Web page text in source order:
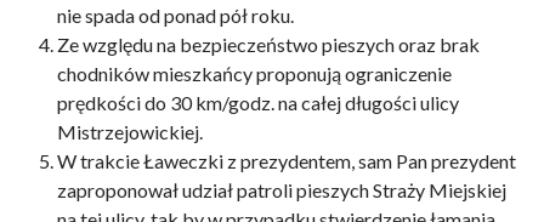
nie spada od ponad pół roku.
Ze względu na bezpieczeństwo pieszych oraz brak
chodników mieszkańcy proponują ograniczenie
prędkości do 30 km/godz. na całej długości ulicy
Mistrzejowickiej.
W trakcie Ławeczki z prezydentem, sam Pan prezydent
zaproponował udział patroli pieszych Straży Miejskiej